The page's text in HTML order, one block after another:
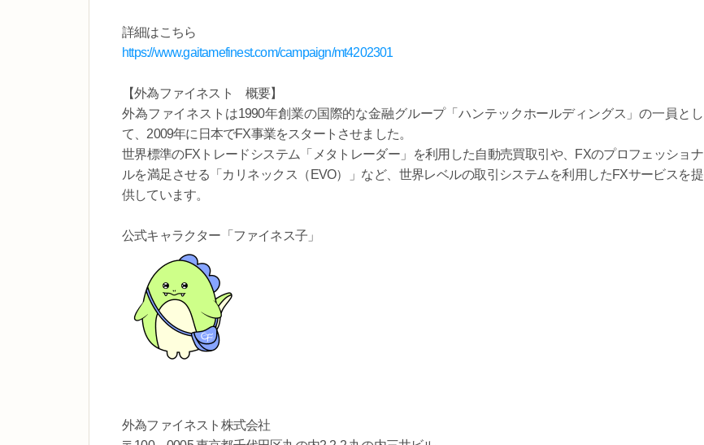
詳細はこちら
https://www.gaitamefinest.com/campaign/mt4202301
【外為ファイネスト 概要】
外為ファイネストは1990年創業の国際的な金融グループ「ハンテックホールディングス」の一員とし
て、2009年に日本でFX事業をスタートさせました。
世界標準のFXトレードシステム「メタトレーダー」を利用した自動売買取引や、FXのプロフェッショナ
ルを満足させる「カリネックス（EVO）」など、世界レベルの取引システムを利用したFXサービスを提
供しています。
公式キャラクター「ファイネス子」
外為ファイネスト株式会社